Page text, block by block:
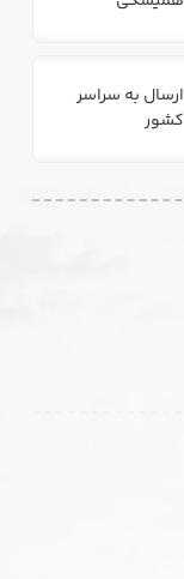
ارسال به سراسر
کشور